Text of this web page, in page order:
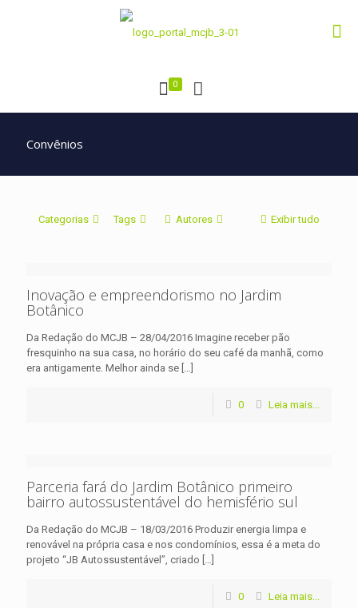
0
Convênios
Categorias Tags Autores Exibir tudo
Inovação e empreendorismo no Jardim
Botânico
Da Redação do MCJB – 28/04/2016 Imagine receber pão
fresquinho na sua casa, no horário do seu café da manhã, como
era antigamente. Melhor ainda se […]
0 Leia mais...
Parceria fará do Jardim Botânico primeiro
bairro autossustentável do hemisfério sul
Da Redação do MCJB – 18/03/2016 Produzir energia limpa e
renovável na própria casa e nos condomínios, essa é a meta do
projeto “JB Autossustentável”, criado […]
0 Leia mais...